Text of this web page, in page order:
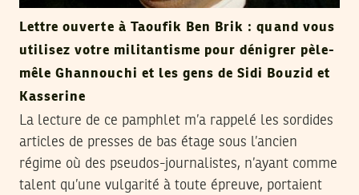
Lettre ouverte à Taoufik Ben Brik : quand vous
utilisez votre militantisme pour dénigrer pèle-
mêle Ghannouchi et les gens de Sidi Bouzid et
Kasserine
La lecture de ce pamphlet m’a rappelé les sordides
articles de presses de bas étage sous l’ancien
régime où des pseudos-journalistes, n’ayant comme
talent qu’une vulgarité à toute épreuve, portaient